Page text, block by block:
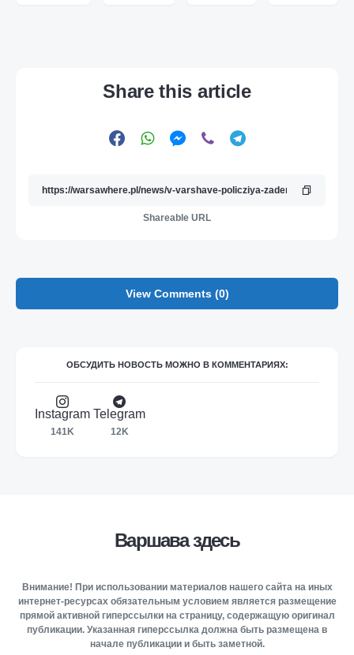
Share this article
Shareable URL
View Comments (0)
ОБСУДИТЬ НОВОСТЬ МОЖНО В КОММЕНТАРИЯХ:
Instagram
141K
Telegram
12K
Варшава здесь
Внимание! При использовании материалов нашего сайта на иных
интернет-ресурсах обязательным условием является размещение
прямой активной гиперссылки на страницу, содержащую оригинал
публикации. Указанная гиперссылка должна быть размещена в
начале публикации и быть заметной.